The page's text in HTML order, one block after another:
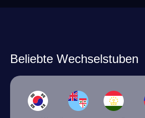
Beliebte Wechselstuben